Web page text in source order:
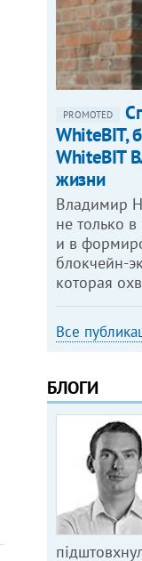
PROMOTED
WhiteBIT,
WhiteBIT
жизни
Владимир
не только
и в
блокчейн-
которая
Все
БЛОГИ